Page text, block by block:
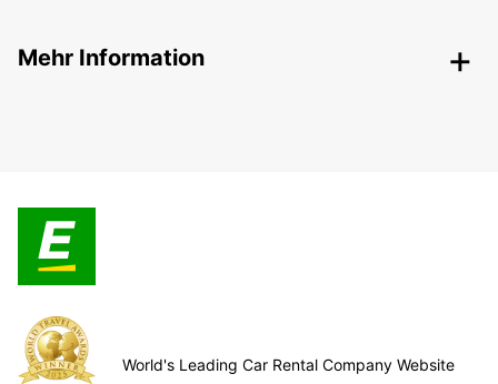
Mehr Information
World's Leading Car Rental Company Website